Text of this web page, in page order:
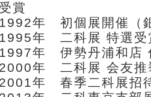
受賞
1992年 初個展開催（
1995年 二科展 特選受
1997年 伊勢丹浦和店
2000年 二科展 会友推
2001年 春季二科展招